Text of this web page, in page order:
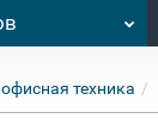
техника